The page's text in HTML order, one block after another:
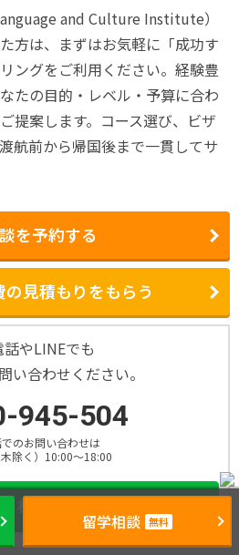
and Culture Institute）
方は、まずはお気軽に「成功す
ングをご利用ください。経験豊
たの目的・レベル・予算に合わ
提案します。コース選び、ビザ
航前から帰国後まで一貫してサ
を予約する
見積もりをもらう
話やLINEでも
い合わせください。
945-504
のお問い合わせは
除く）10:00～18:00
相談・資料請求
留学相談 無料